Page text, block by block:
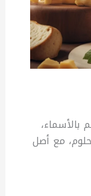
مع أصل